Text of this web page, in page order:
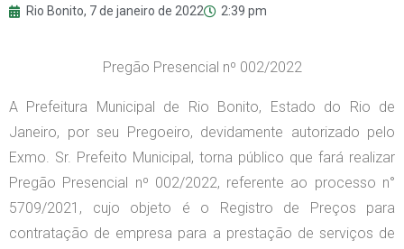
Rio Bonito, 7 de janeiro de 2022 2:39 pm
Pregão Presencial nº 002/2022
A Prefeitura Municipal de Rio Bonito, Estado do Rio de
Janeiro, por seu Pregoeiro, devidamente autorizado pelo
Exmo. Sr. Prefeito Municipal, torna público que fará realizar
Pregão Presencial nº 002/2022, referente ao processo n°
5709/2021, cujo objeto é o Registro de Preços para
contratação de empresa para a prestação de serviços de